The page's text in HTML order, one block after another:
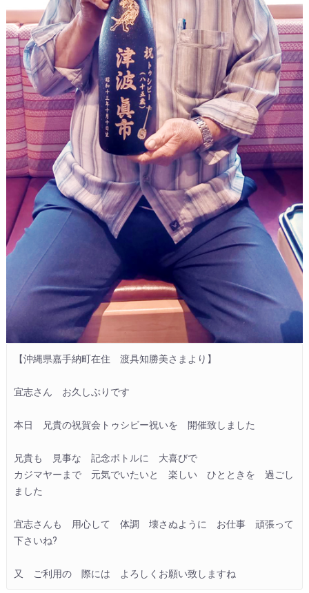
【沖縄県嘉手納町在住　渡具知勝美さまより】
宜志さん　お久しぶりです
本日　兄貴の祝賀会トゥシビー祝いを　開催致しました
兄貴も　見事な　記念ボトルに　大喜びで
カジマヤーまで　元気でいたいと　楽しい　ひとときを　過ごし
ました
宜志さんも　用心して　体調　壊さぬように　お仕事　頑張って
下さいね?
又　ご利用の　際には　よろしくお願い致しますね